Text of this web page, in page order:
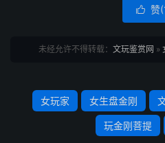
 赞(
未经允许不得转载： 文玩鉴赏网 »
女玩家 女生盘金刚
玩金刚菩提